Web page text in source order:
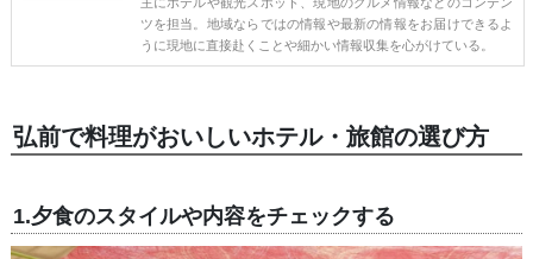
ツを担当。地域ならではの情報や最新の情報をお届けできるよ
うに現地に直接赴くことや細かい情報収集を心がけている。
弘前で料理がおいしいホテル・旅館の選び方
1.夕食のスタイルや内容をチェックする